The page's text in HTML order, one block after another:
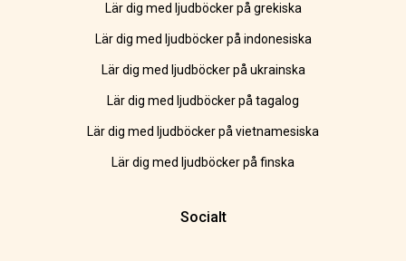
Lär dig med ljudböcker på grekiska
Lär dig med ljudböcker på indonesiska
Lär dig med ljudböcker på ukrainska
Lär dig med ljudböcker på tagalog
Lär dig med ljudböcker på vietnamesiska
Lär dig med ljudböcker på finska
Socialt